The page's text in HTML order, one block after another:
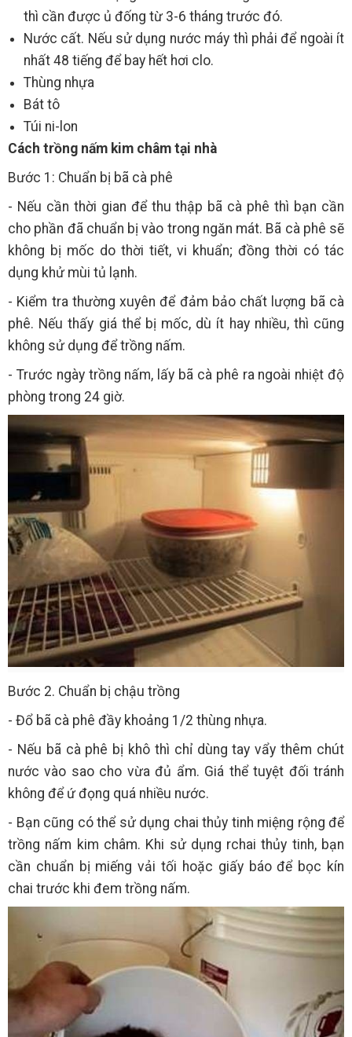
thì cần được ủ đống từ 3-6 tháng trước đó.
Nước cất. Nếu sử dụng nước máy thì phải để ngoài ít
nhất 48 tiếng để bay hết hơi clo.
Thùng nhựa
Bát tô
Túi ni-lon
Cách trồng nấm kim châm tại nhà
Bước 1: Chuẩn bị bã cà phê
- Nếu cần thời gian để thu thập bã cà phê thì bạn cần
cho phần đã chuẩn bị vào trong ngăn mát. Bã cà phê sẽ
không bị mốc do thời tiết, vi khuẩn; đồng thời có tác
dụng khử mùi tủ lạnh.
- Kiểm tra thường xuyên để đảm bảo chất lượng bã cà
phê. Nếu thấy giá thể bị mốc, dù ít hay nhiều, thì cũng
không sử dụng để trồng nấm.
- Trước ngày trồng nấm, lấy bã cà phê ra ngoài nhiệt độ
phòng trong 24 giờ.
Bước 2. Chuẩn bị chậu trồng
- Đổ bã cà phê đầy khoảng 1/2 thùng nhựa.
- Nếu bã cà phê bị khô thì chỉ dùng tay vẩy thêm chút
nước vào sao cho vừa đủ ẩm. Giá thể tuyệt đối tránh
không để ứ đọng quá nhiều nước.
- Bạn cũng có thể sử dụng chai thủy tinh miệng rộng để
trồng nấm kim châm. Khi sử dụng rchai thủy tinh, bạn
cần chuẩn bị miếng vải tối hoặc giấy báo để bọc kín
chai trước khi đem trồng nấm.